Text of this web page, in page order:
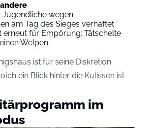
Jugendliche wegen
am Tag des Sieges verhaftet
erneut für Empörung: Tätschelte
Welpen
ist für seine Diskretion
ein Blick hinter die Kulissen ist
im